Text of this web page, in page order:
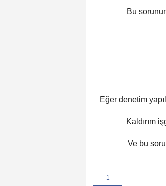
Bu
Eğer denetim
Kaldırım
Ve bu